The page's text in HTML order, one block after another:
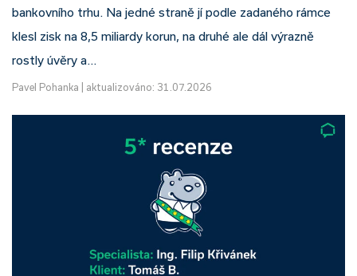
bankovního trhu. Na jedné straně jí podle zadaného rámce
klesl zisk na 8,5 miliardy korun, na druhé ale dál výrazně
rostly úvěry a…
Pavel Pohanka aktualizováno: 31.07.2026